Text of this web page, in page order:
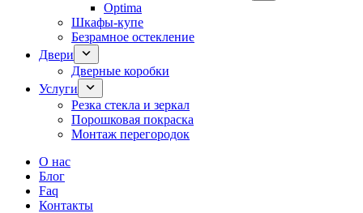
Optima
Шкафы-купе
Безрамное остекление
Двери
Дверные коробки
Услуги
Резка стекла и зеркал
Порошковая покраска
Монтаж перегородок
О нас
Блог
Faq
Контакты